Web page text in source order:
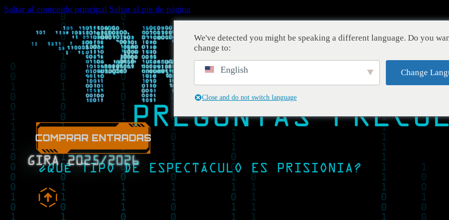
Saltar al contenido principal Saltar al pie de página
COMPRAR ENTRADAS
GIRA 2025/2026
PREGUNTAS
¿QUÉ TIPO DE ESPECTÁCULO ES PRISIONIA?
We've detected you might be speaking a different language. Do you
change to:
English Change
Close and do not switch language